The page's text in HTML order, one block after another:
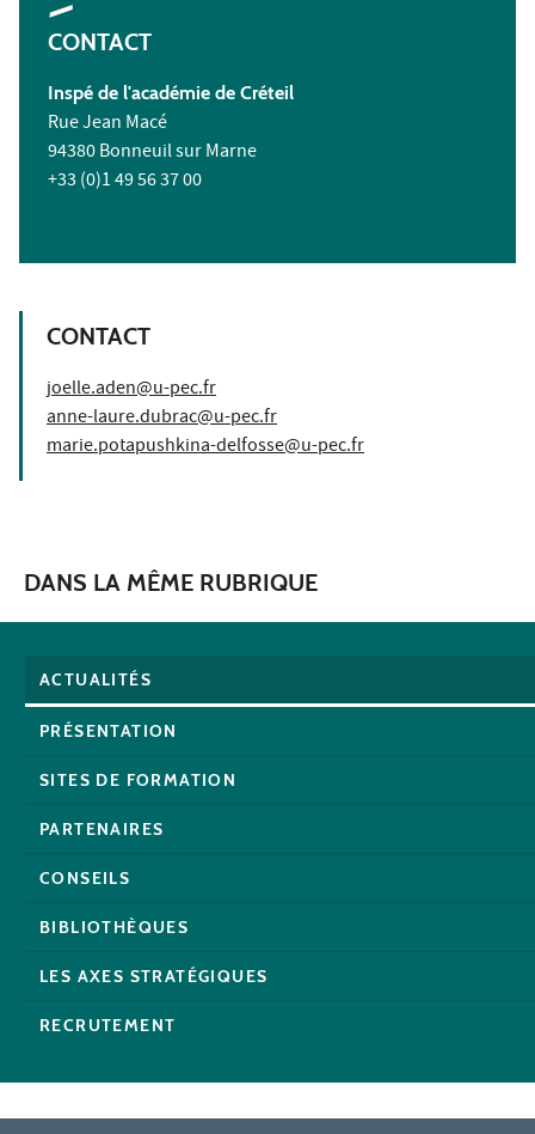
CONTACT
Inspé de l'académie de Créteil
Rue Jean Macé
94380 Bonneuil sur Marne
+33 (0)1 49 56 37 00
CONTACT
joelle.aden@u-pec.fr
anne-laure.dubrac@u-pec.fr
marie.potapushkina-delfosse@u-pec.fr
DANS LA MÊME RUBRIQUE
ACTUALITÉS
PRÉSENTATION
SITES DE FORMATION
PARTENAIRES
CONSEILS
BIBLIOTHÈQUES
LES AXES STRATÉGIQUES
RECRUTEMENT